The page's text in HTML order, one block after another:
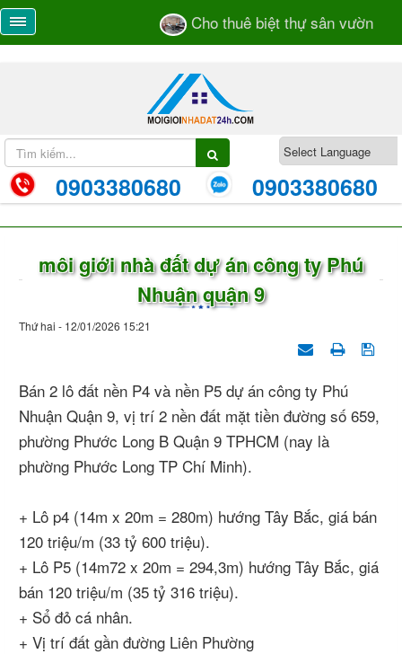
Cho thuê biệt thự sân vườn số
0903380680 0903380680
môi giới nhà đất dự án công ty Phú
Nhuận quận 9
Thứ hai - 12/01/2026 15:21
Bán 2 lô đất nền P4 và nền P5 dự án công ty Phú
Nhuận Quận 9, vị trí 2 nền đất mặt tiền đường số 659,
phường Phước Long B Quận 9 TPHCM (nay là
phường Phước Long TP Chí Minh).
+ Lô p4 (14m x 20m = 280m) hướng Tây Bắc, giá bán
120 triệu/m (33 tỷ 600 triệu).
+ Lô P5 (14m72 x 20m = 294,3m) hướng Tây Bắc, giá
bán 120 triệu/m (35 tỷ 316 triệu).
+ Sổ đỏ cá nhân.
+ Vị trí đất gần đường Liên Phường